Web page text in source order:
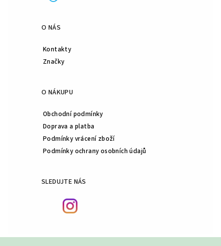
O NÁS
Kontakty
Značky
O NÁKUPU
Obchodní podmínky
Doprava a platba
Podmínky vrácení zboží
Podmínky ochrany osobních údajů
SLEDUJTE NÁS